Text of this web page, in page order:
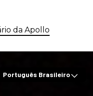
da Apollo